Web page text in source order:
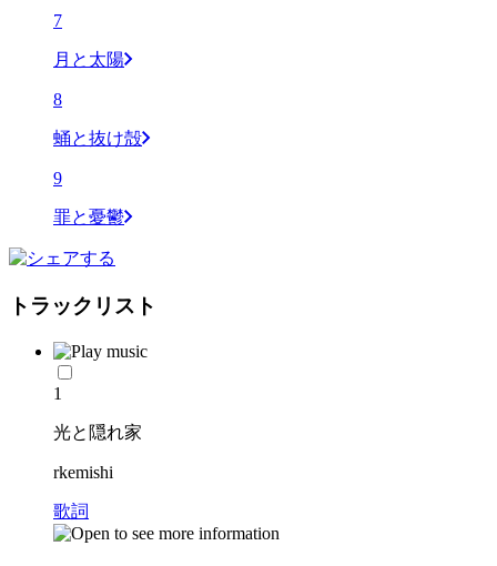
7
月と太陽
8
蛹と抜け殻
9
罪と憂鬱
トラックリスト
1
光と隠れ家
rkemishi
歌詞